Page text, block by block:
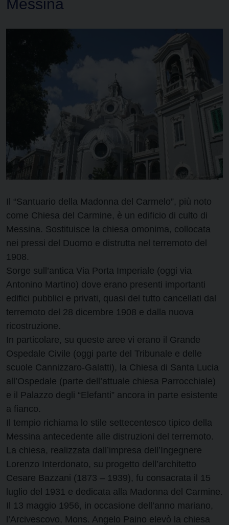
Messina
Il “Santuario della Madonna del Carmelo”, più noto
come Chiesa del Carmine, è un edificio di culto di
Messina. Sostituisce la chiesa omonima, collocata
nei pressi del Duomo e distrutta nel terremoto del
1908.
Sorge sull’antica Via Porta Imperiale (oggi via
Antonino Martino) dove erano presenti importanti
edifici pubblici e privati, quasi del tutto cancellati dal
terremoto del 28 dicembre 1908 e dalla nuova
ricostruzione.
In particolare, su queste aree vi erano il Grande
Ospedale Civile (oggi parte del Tribunale e delle
scuole Cannizzaro-Galatti), la Chiesa di Santa Lucia
all’Ospedale (parte dell’attuale chiesa Parrocchiale)
e il Palazzo degli “Elefanti” ancora in parte esistente
a fianco.
Il tempio richiama lo stile settecentesco tipico della
Messina antecedente alle distruzioni del terremoto.
La chiesa, realizzata dall’impresa dell’Ingegnere
Lorenzo Interdonato, su progetto dell’architetto
Cesare Bazzani (1873 – 1939), fu consacrata il 15
luglio del 1931 e dedicata alla Madonna del Carmine.
Il 13 maggio 1956, in occasione dell’anno mariano,
l’Arcivescovo, Mons. Angelo Paino elevò la chiesa